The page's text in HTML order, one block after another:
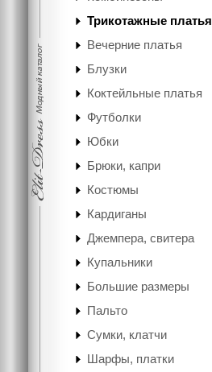
Трикотажные платья
Вечерние платья
Блузки
Коктейльные платья
Футболки
Юбки
Брюки, капри
Костюмы
Кардиганы
Джемпера, свитера
Купальники
Большие размеры
Пальто
Сумки, клатчи
Шарфы, платки